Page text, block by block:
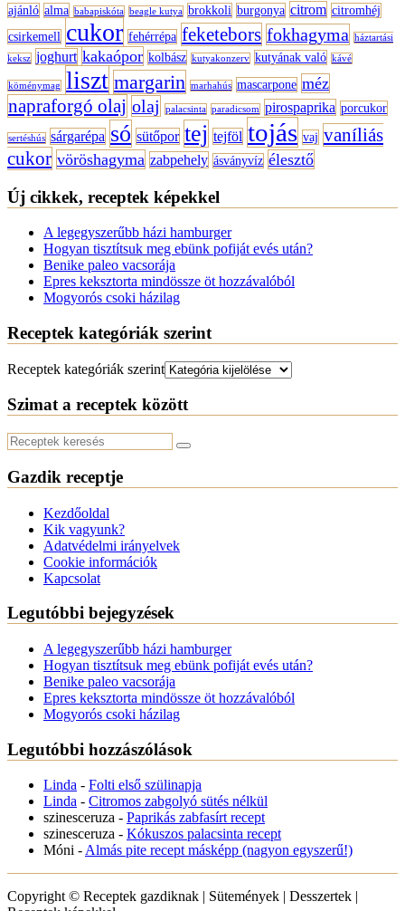
ajánló alma babapiskóta beagle kutya brokkoli burgonya citrom citromhéj
csirkemell cukor fehérrépa feketebors fokhagyma háztartási
keksz joghurt kakaópor kolbász kutyakonzerv kutyának való kávé
köménymag liszt margarin marhahús mascarpone méz
napraforgó olaj olaj palacsinta paradicsom pirospaprika porcukor
sertéshús sárgarépa só sütőpor tej tejföl tojás vaj vaníliás
cukor vöröshagyma zabpehely ásványvíz élesztő
Új cikkek, receptek képekkel
A legegyszerűbb házi hamburger
Hogyan tisztítsuk meg ebünk pofiját evés után?
Benike paleo vacsorája
Epres keksztorta mindössze öt hozzávalóból
Mogyorós csoki házilag
Receptek kategóriák szerint
Receptek kategóriák szerint
Szimat a receptek között
Gazdik receptje
Kezdőoldal
Kik vagyunk?
Adatvédelmi irányelvek
Cookie információk
Kapcsolat
Legutóbbi bejegyzések
A legegyszerűbb házi hamburger
Hogyan tisztítsuk meg ebünk pofiját evés után?
Benike paleo vacsorája
Epres keksztorta mindössze öt hozzávalóból
Mogyorós csoki házilag
Legutóbbi hozzászólások
Linda - Folti első szülinapja
Linda - Citromos zabgolyó sütés nélkül
szinesceruza - Paprikás zabfasírt recept
szinesceruza - Kókuszos palacsinta recept
Móni -Almás pite recept másképp (nagyon egyszerű!)
Copyright © Receptek gazdiknak | Sütemények | Desszertek |